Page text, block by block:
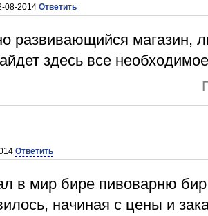
08-2014 Ответить
развивающийся магазин,
здесь все
Ответить
в мир бире пивоварню
начиная с цены и